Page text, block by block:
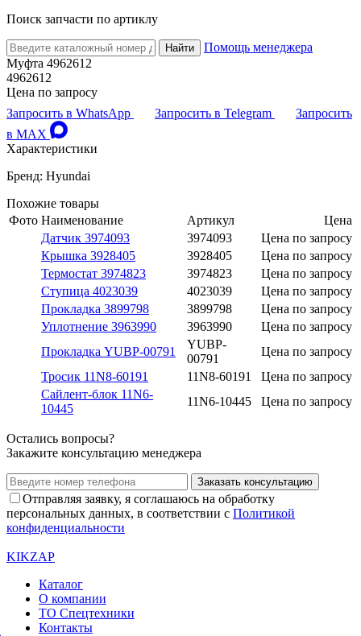
Поиск запчасти по артиклу
Найти
Помощь менеджера
Муфта 4962612
4962612
Цена по запросу
Запросить в WhatsApp
Запросить в Telegram
Запросить
в MAX
Характеристики
Бренд: Hyundai
Похожие товары
Фото Наименование Артикул
Цена
Датчик 3974093
3974093
Цена по запросу
Крышка 3928405
3928405
Цена по запросу
Термостат 3974823
3974823
Цена по запросу
Ступица 4023039
4023039
Цена по запросу
Прокладка 3899798
3899798
Цена по запросу
Уплотнение 3963990
3963990
Цена по запросу
Прокладка YUBP-00791
YUBP-
00791
Цена по запросу
Тросик 11N8-60191
11N8-60191
Цена по запросу
Сайлент-блок 11N6-
10445
11N6-10445 Цена по запросу
Остались вопросы?
Закажите консультацию менеджера
Заказать консультацию
Отправляя заявку, я соглашаюсь на обработку
персональных данных, в соответствии с Политикой
конфиденциальности
KIKZAP
Каталог
О компании
ТО Спецтехники
Контакты